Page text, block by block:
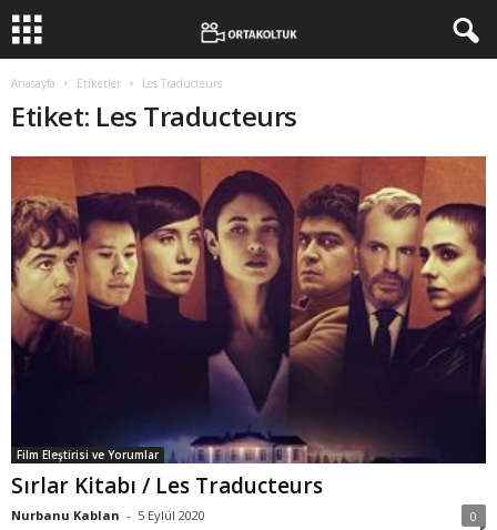
Anasayfa Etiketler Les Traducteurs
Etiket: Les Traducteurs
Film Eleştirisi ve Yorumlar
Sırlar Kitabı / Les Traducteurs
Nurbanu Kablan - 5 Eylül 2020 0